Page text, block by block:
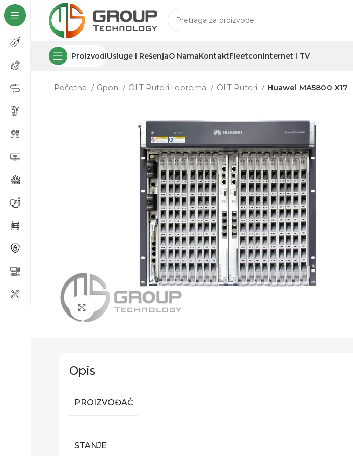
ProizvodiUsluge I RešenjaO NamaKontaktFleetconInternet I TV
Početna Gpon OLT Ruteri i oprema OLT Ruteri Huawei MA5800 X17
Click to enlarge
Opis
PROIZVOĐAČ
STANJE